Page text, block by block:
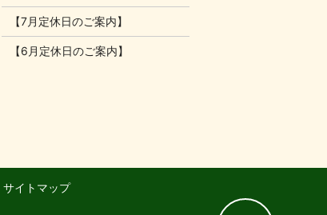
【7月定休日のご案内】
【6月定休日のご案内】
サイトマップ